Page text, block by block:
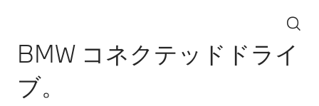
BMW コネクテッドドライ
ブ。